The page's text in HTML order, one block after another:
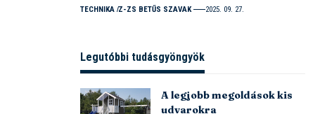
TECHNIKA Z-ZS BETŰS SZAVAK 2025. 09. 27.
Legutóbbi tudásgyöngyök
A legjobb megoldások kis
udvarokra